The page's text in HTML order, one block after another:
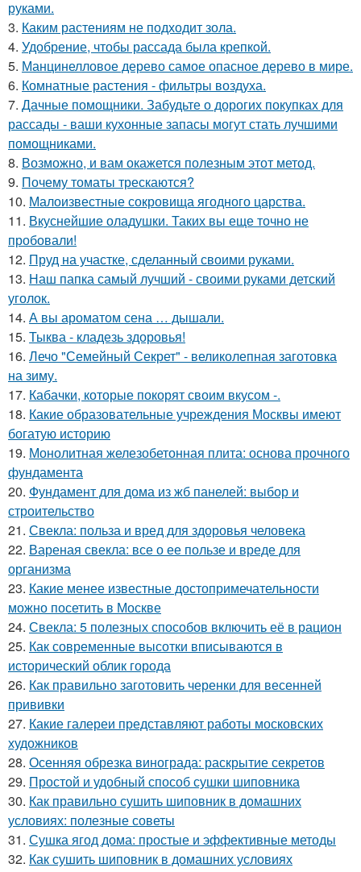
руками.
3. Каким растениям не подходит зола.
4. Удобрение, чтобы рассада была крепкoй.
5. Манцинелловое дерево самое опасное дерево в мире.
6. Комнатные растения - фильтры воздуха.
7. Дачные помощники. Забудьте о дорогих покупках для
рассады - ваши кухонные запасы могут стать лучшими
помощниками.
8. Возможно, и вам окажется полезным этот метод.
9. Почему томаты трескаются?
10. Малоизвестные сокровища ягодного царства.
11. Вкуснейшие оладушки. Таких вы еще точно не
пробовали!
12. Пруд на участке, сделанный своими руками.
13. Наш папка самый лучший - своими руками детский
уголок.
14. А вы ароматом сена … дышали.
15. Тыква - кладезь здоровья!
16. Лечо "Семейный Секрет" - великолепная заготовка
на зиму.
17. Кабачки, которые покорят своим вкусом -.
18. Какие образовательные учреждения Москвы имеют
богатую историю
19. Монолитная железобетонная плита: основа прочного
фундамента
20. Фундамент для дома из жб панелей: выбор и
строительство
21. Свекла: польза и вред для здоровья человека
22. Вареная свекла: все о ее пользе и вреде для
организма
23. Какие менее известные достопримечательности
можно посетить в Москве
24. Свекла: 5 полезных способов включить её в рацион
25. Как современные высотки вписываются в
исторический облик города
26. Как правильно заготовить черенки для весенней
прививки
27. Какие галереи представляют работы московских
художников
28. Осенняя обрезка винограда: раскрытие секретов
29. Простой и удобный способ сушки шиповника
30. Как правильно сушить шиповник в домашних
условиях: полезные советы
31. Сушка ягод дома: простые и эффективные методы
32. Как сушить шиповник в домашних условиях